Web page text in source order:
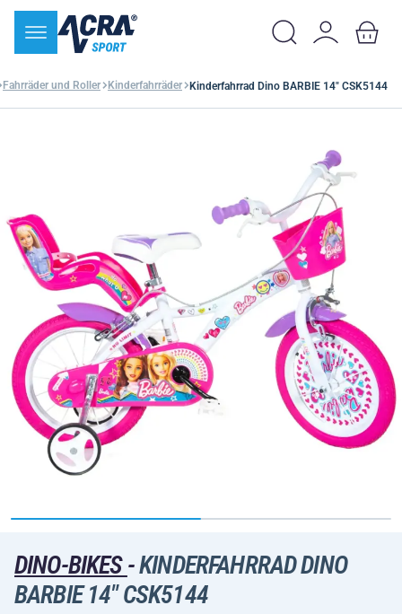
Fahrräder und Roller Kinderfahrräder Kinderfahrrad Dino BARBIE 14" CSK5144
DINO-BIKES-KINDERFAHRRAD DINO
BARBIE 14" CSK5144